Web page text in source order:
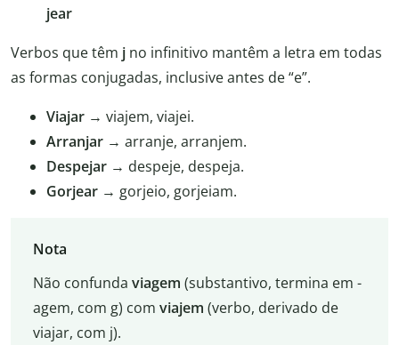
jear
Verbos que têm j no infinitivo mantêm a letra em todas
as formas conjugadas, inclusive antes de “e”.
Viajar → viajem, viajei.
Arranjar → arranje, arranjem.
Despejar → despeje, despeja.
Gorjear → gorjeio, gorjeiam.
Nota
Não confunda viagem (substantivo, termina em -
agem, com g) com viajem (verbo, derivado de
viajar, com j).